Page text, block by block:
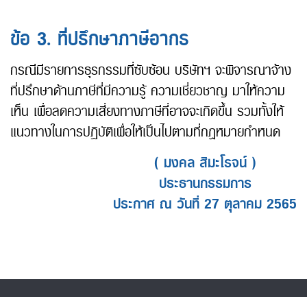
ข้อ 3. ที่ปรึกษาภาษีอากร
กรณีมีรายการธุรกรรมที่ซับซ้อน บริษัทฯ จะพิจารณาจ้าง
ที่ปรึกษาด้านภาษีที่มีความรู้ ความเชี่ยวชาญ มาให้ความ
เห็น เพื่อลดความเสี่ยงทางภาษีที่อาจจะเกิดขึ้น รวมทั้งให้
แนวทางในการปฏิบัติเพื่อให้เป็นไปตามที่กฎหมายกำหนด
( มงคล สิมะโรจน์ )
ประธานกรรมการ
ประกาศ ณ วันที่ 27 ตุลาคม 2565